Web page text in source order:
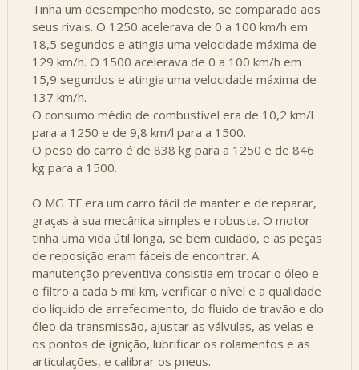
Tinha um desempenho modesto, se comparado aos
seus rivais. O 1250 acelerava de 0 a 100 km/h em
18,5 segundos e atingia uma velocidade máxima de
129 km/h. O 1500 acelerava de 0 a 100 km/h em
15,9 segundos e atingia uma velocidade máxima de
137 km/h.
O consumo médio de combustível era de 10,2 km/l
para a 1250 e de 9,8 km/l para a 1500.
O peso do carro é de 838 kg para a 1250 e de 846
kg para a 1500.
O MG TF era um carro fácil de manter e de reparar,
graças à sua mecânica simples e robusta. O motor
tinha uma vida útil longa, se bem cuidado, e as peças
de reposição eram fáceis de encontrar. A
manutenção preventiva consistia em trocar o óleo e
o filtro a cada 5 mil km, verificar o nível e a qualidade
do líquido de arrefecimento, do fluido de travão e do
óleo da transmissão, ajustar as válvulas, as velas e
os pontos de ignição, lubrificar os rolamentos e as
articulações, e calibrar os pneus.